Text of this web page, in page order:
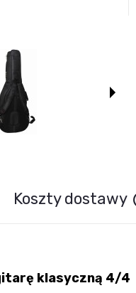
Koszty dostawy
klasyczną 4/4